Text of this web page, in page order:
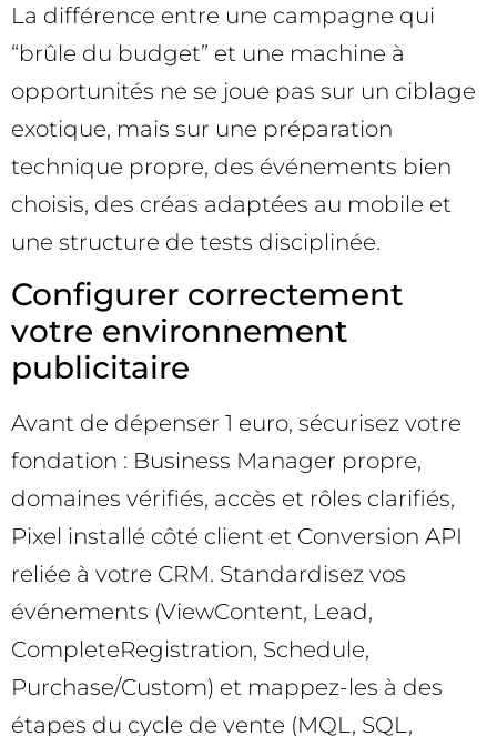
La différence entre une campagne qui
“brûle du budget” et une machine à
opportunités ne se joue pas sur un ciblage
exotique, mais sur une préparation
technique propre, des événements bien
choisis, des créas adaptées au mobile et
une structure de tests disciplinée.
Configurer correctement
votre environnement
publicitaire
Avant de dépenser 1 euro, sécurisez votre
fondation : Business Manager propre,
domaines vérifiés, accès et rôles clarifiés,
Pixel installé côté client et Conversion API
reliée à votre CRM. Standardisez vos
événements (ViewContent, Lead,
CompleteRegistration, Schedule,
Purchase/Custom) et mappez-les à des
étapes du cycle de vente (MQL, SQL,